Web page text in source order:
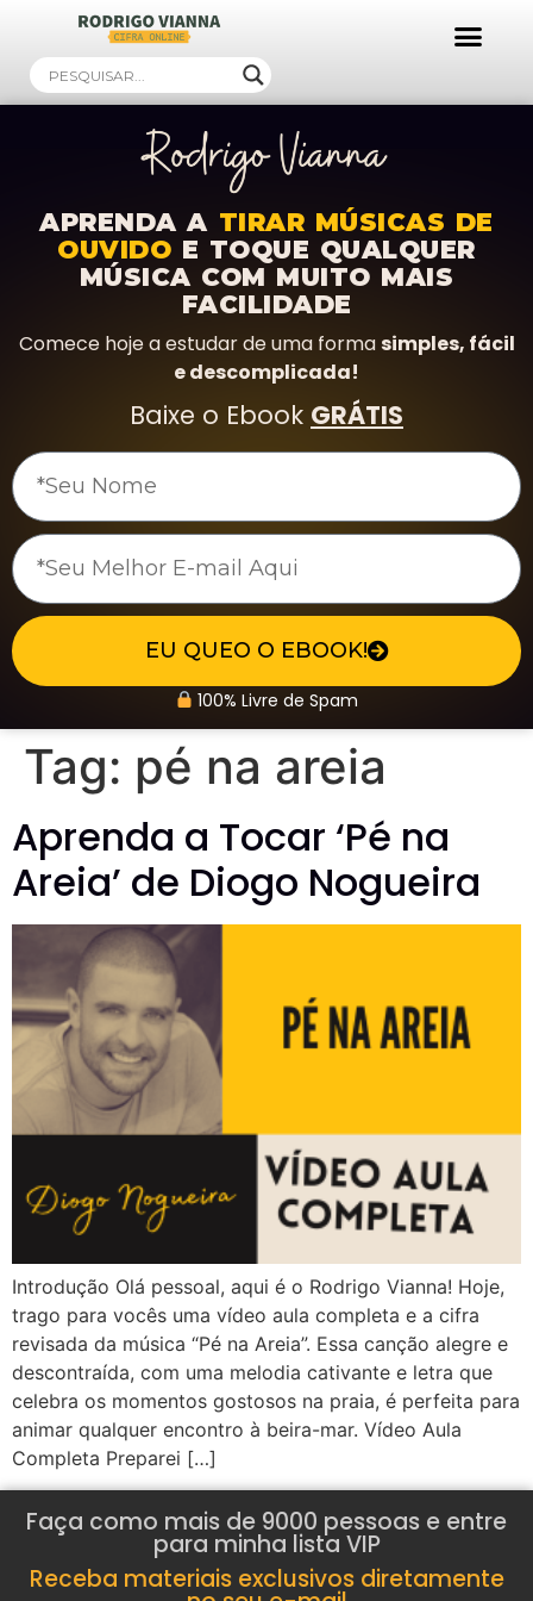
APRENDA A TIRAR MÚSICAS DE
OUVIDO E TOQUE QUALQUER
MÚSICA COM MUITO MAIS
FACILIDADE
Comece hoje a estudar de uma formasimples, fácil
e descomplicada!
Baixe o Ebook GRÁTIS
EU QUEO O EBOOK!
100% Livre de Spam
Tag: pé na areia
Aprenda a Tocar ‘Pé na
Areia’ de Diogo Nogueira
Introdução Olá pessoal, aqui é o Rodrigo Vianna! Hoje,
trago para vocês uma vídeo aula completa e a cifra
revisada da música “Pé na Areia”. Essa canção alegre e
descontraída, com uma melodia cativante e letra que
celebra os momentos gostosos na praia, é perfeita para
animar qualquer encontro à beira-mar. Vídeo Aula
Completa Preparei […]
Faça como mais de 9000 pessoas e entre
para minha lista VIP
Receba materiais exclusivos diretamente